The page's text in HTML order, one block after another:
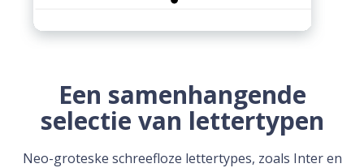
Een samenhangende
selectie van lettertypen
Neo-groteske schreefloze lettertypes, zoals Inter en